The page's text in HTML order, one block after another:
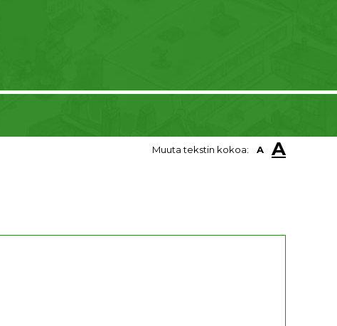
Muuta tekstin kokoa: A A